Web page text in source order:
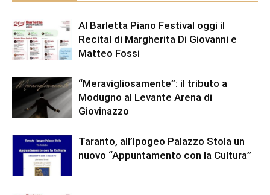
Al Barletta Piano Festival oggi il
Recital di Margherita Di Giovanni e
Matteo Fossi
“Meravigliosamente”: il tributo a
Modugno al Levante Arena di
Giovinazzo
Taranto, all’Ipogeo Palazzo Stola un
nuovo “Appuntamento con la Cultura”